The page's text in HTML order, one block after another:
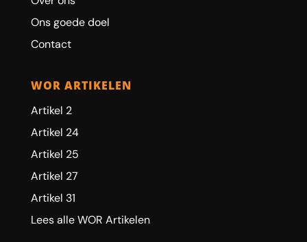
Ons goede doel
Contact
WOR ARTIKELEN
Artikel 2
Artikel 24
Artikel 25
Artikel 27
Artikel 31
Lees alle WOR Artikelen